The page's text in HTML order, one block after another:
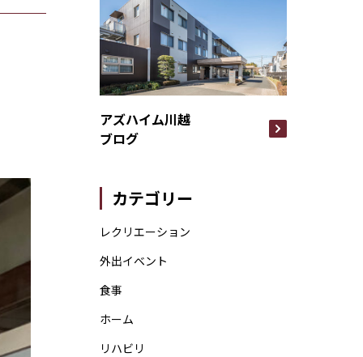
アズハイム川越
ブログ
カテゴリー
レクリエーション
外出イベント
食事
ホーム
リハビリ